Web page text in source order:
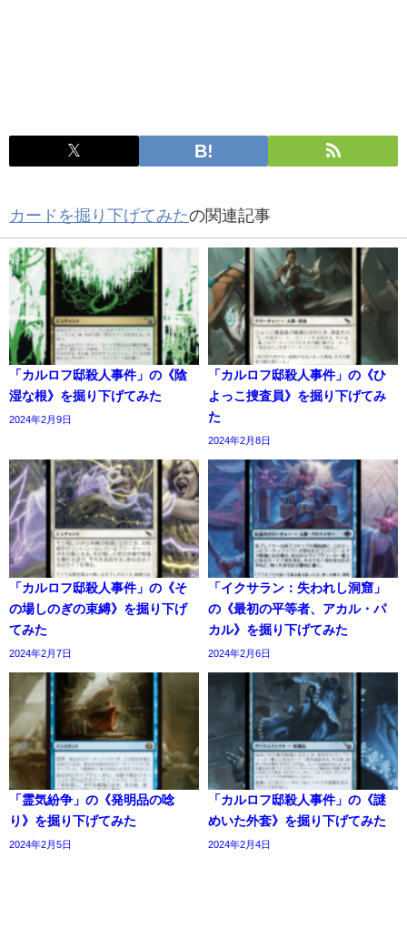
カードを掘り下げてみたの関連記事
「カルロフ邸殺人事件」の《陰
湿な根》を掘り下げてみた
2024年2月9日
「カルロフ邸殺人事件」の《ひ
よっこ捜査員》を掘り下げてみ
た
2024年2月8日
「カルロフ邸殺人事件」の《そ
の場しのぎの束縛》を掘り下げ
てみた
2024年2月7日
「イクサラン：失われし洞窟」
の《最初の平等者、アカル・パ
カル》を掘り下げてみた
2024年2月6日
「霊気紛争」の《発明品の唸
り》を掘り下げてみた
2024年2月5日
「カルロフ邸殺人事件」の《謎
めいた外套》を掘り下げてみた
2024年2月4日